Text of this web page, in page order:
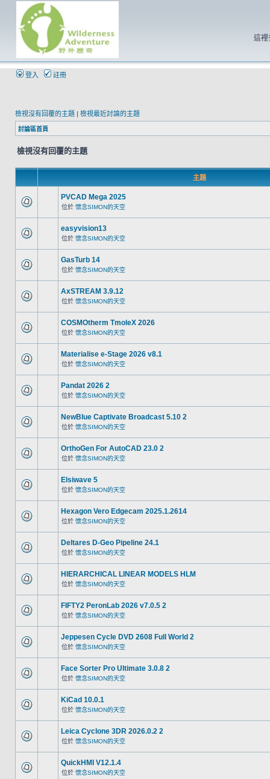
這裡
登入 註冊
檢視沒有回覆的主題 | 檢視最近討論的主題
討論區首頁
檢視沒有回覆的主題
主題
PVCAD Mega 2025
位於 懷念SIMON的天空
easyvision13
位於 懷念SIMON的天空
GasTurb 14
位於 懷念SIMON的天空
AxSTREAM 3.9.12
位於 懷念SIMON的天空
COSMOtherm TmoleX 2026
位於 懷念SIMON的天空
Materialise e-Stage 2026 v8.1
位於 懷念SIMON的天空
Pandat 2026 2
位於 懷念SIMON的天空
NewBlue Captivate Broadcast 5.10 2
位於 懷念SIMON的天空
OrthoGen For AutoCAD 23.0 2
位於 懷念SIMON的天空
Elsiwave 5
位於 懷念SIMON的天空
Hexagon Vero Edgecam 2025.1.2614
位於 懷念SIMON的天空
Deltares D-Geo Pipeline 24.1
位於 懷念SIMON的天空
HIERARCHICAL LINEAR MODELS HLM
位於 懷念SIMON的天空
FIFTY2 PeronLab 2026 v7.0.5 2
位於 懷念SIMON的天空
Jeppesen Cycle DVD 2608 Full World 2
位於 懷念SIMON的天空
Face Sorter Pro Ultimate 3.0.8 2
位於 懷念SIMON的天空
KiCad 10.0.1
位於 懷念SIMON的天空
Leica Cyclone 3DR 2026.0.2 2
位於 懷念SIMON的天空
QuickHMI V12.1.4
位於 懷念SIMON的天空